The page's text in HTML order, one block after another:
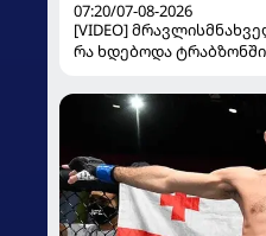
07:20/07-08-2026
[VIDEO]
რა ხდებოდა